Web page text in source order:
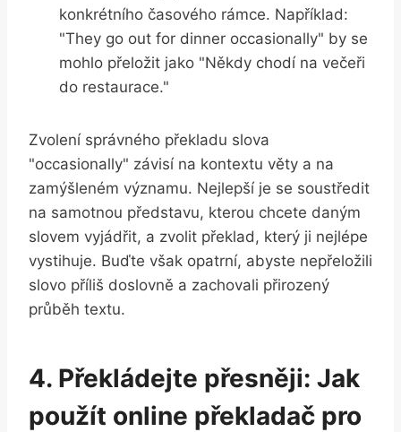
konkrétního časového rámce. Například:
"They go out for dinner occasionally" by se
mohlo přeložit jako "Někdy chodí na večeři
do restaurace."
Zvolení správného překladu slova
"occasionally" závisí na kontextu věty a na
zamýšleném významu. Nejlepší je se soustředit
na samotnou představu, kterou chcete daným
slovem vyjádřit, a zvolit překlad, který ji nejlépe
vystihuje. Buďte však opatrní, abyste nepřeložili
slovo příliš doslovně a zachovali přirozený
průběh textu.
4. Překládejte přesněji: Jak
použít online překladač pro